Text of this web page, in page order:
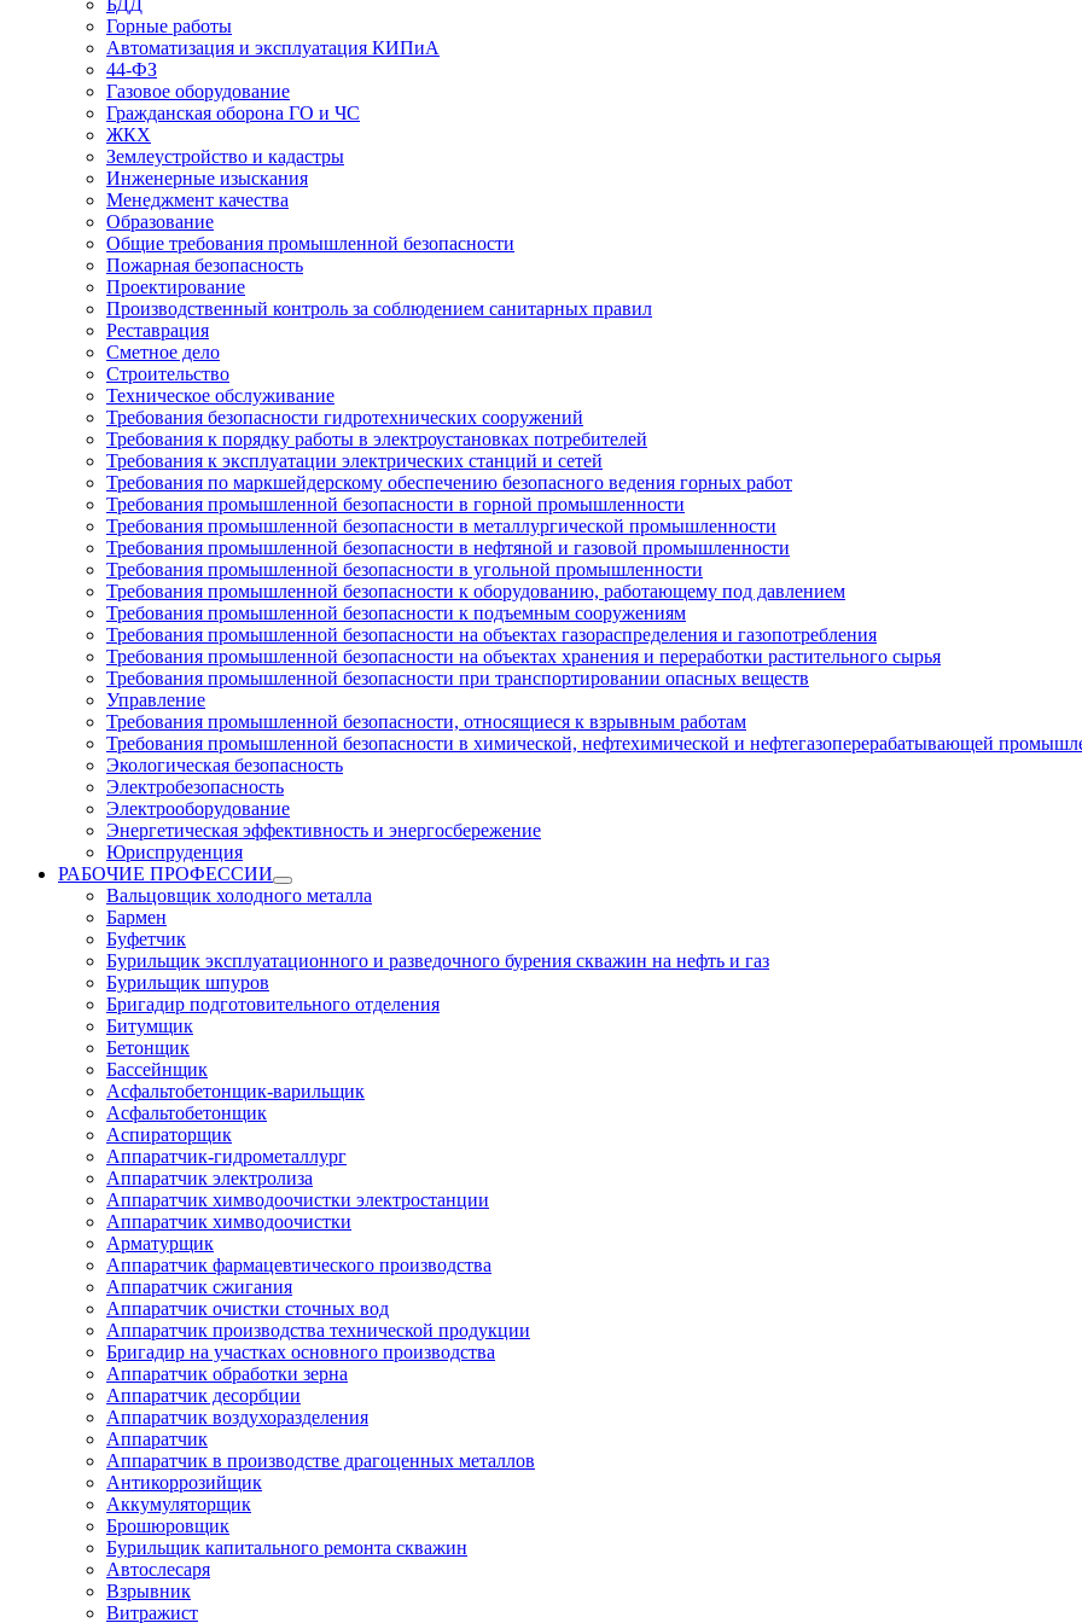
БДД
Горные работы
Автоматизация и эксплуатация КИПиА
44-ФЗ
Газовое оборудование
Гражданская оборона ГО и ЧС
ЖКХ
Землеустройство и кадастры
Инженерные изыскания
Менеджмент качества
Образование
Общие требования промышленной безопасности
Пожарная безопасность
Проектирование
Производственный контроль за соблюдением санитарных правил
Реставрация
Сметное дело
Строительство
Техническое обслуживание
Требования безопасности гидротехнических сооружений
Требования к порядку работы в электроустановках потребителей
Требования к эксплуатации электрических станций и сетей
Требования по маркшейдерскому обеспечению безопасного ведения горных работ
Требования промышленной безопасности в горной промышленности
Требования промышленной безопасности в металлургической промышленности
Требования промышленной безопасности в нефтяной и газовой промышленности
Требования промышленной безопасности в угольной промышленности
Требования промышленной безопасности к оборудованию, работающему под давлением
Требования промышленной безопасности к подъемным сооружениям
Требования промышленной безопасности на объектах газораспределения и газопотребления
Требования промышленной безопасности на объектах хранения и переработки растительного сырья
Требования промышленной безопасности при транспортировании опасных веществ
Управление
Требования промышленной безопасности, относящиеся к взрывным работам
Требования промышленной безопасности в химической, нефтехимической и нефтегазоперерабатывающей
Экологическая безопасность
Электробезопасность
Электрооборудование
Энергетическая эффективность и энергосбережение
Юриспруденция
РАБОЧИЕ ПРОФЕССИИ
Вальцовщик холодного металла
Бармен
Буфетчик
Бурильщик эксплуатационного и разведочного бурения скважин на нефть и газ
Бурильщик шпуров
Бригадир подготовительного отделения
Битумщик
Бетонщик
Бассейнщик
Асфальтобетонщик-варильщик
Асфальтобетонщик
Аспираторщик
Аппаратчик-гидрометаллург
Аппаратчик электролиза
Аппаратчик химводоочистки электростанции
Аппаратчик химводоочистки
Арматурщик
Аппаратчик фармацевтического производства
Аппаратчик сжигания
Аппаратчик очистки сточных вод
Аппаратчик производства технической продукции
Бригадир на участках основного производства
Аппаратчик обработки зерна
Аппаратчик десорбции
Аппаратчик воздухоразделения
Аппаратчик
Аппаратчик в производстве драгоценных металлов
Антикоррозийщик
Аккумуляторщик
Брошюровщик
Бурильщик капитального ремонта скважин
Автослесаря
Взрывник
Витражист